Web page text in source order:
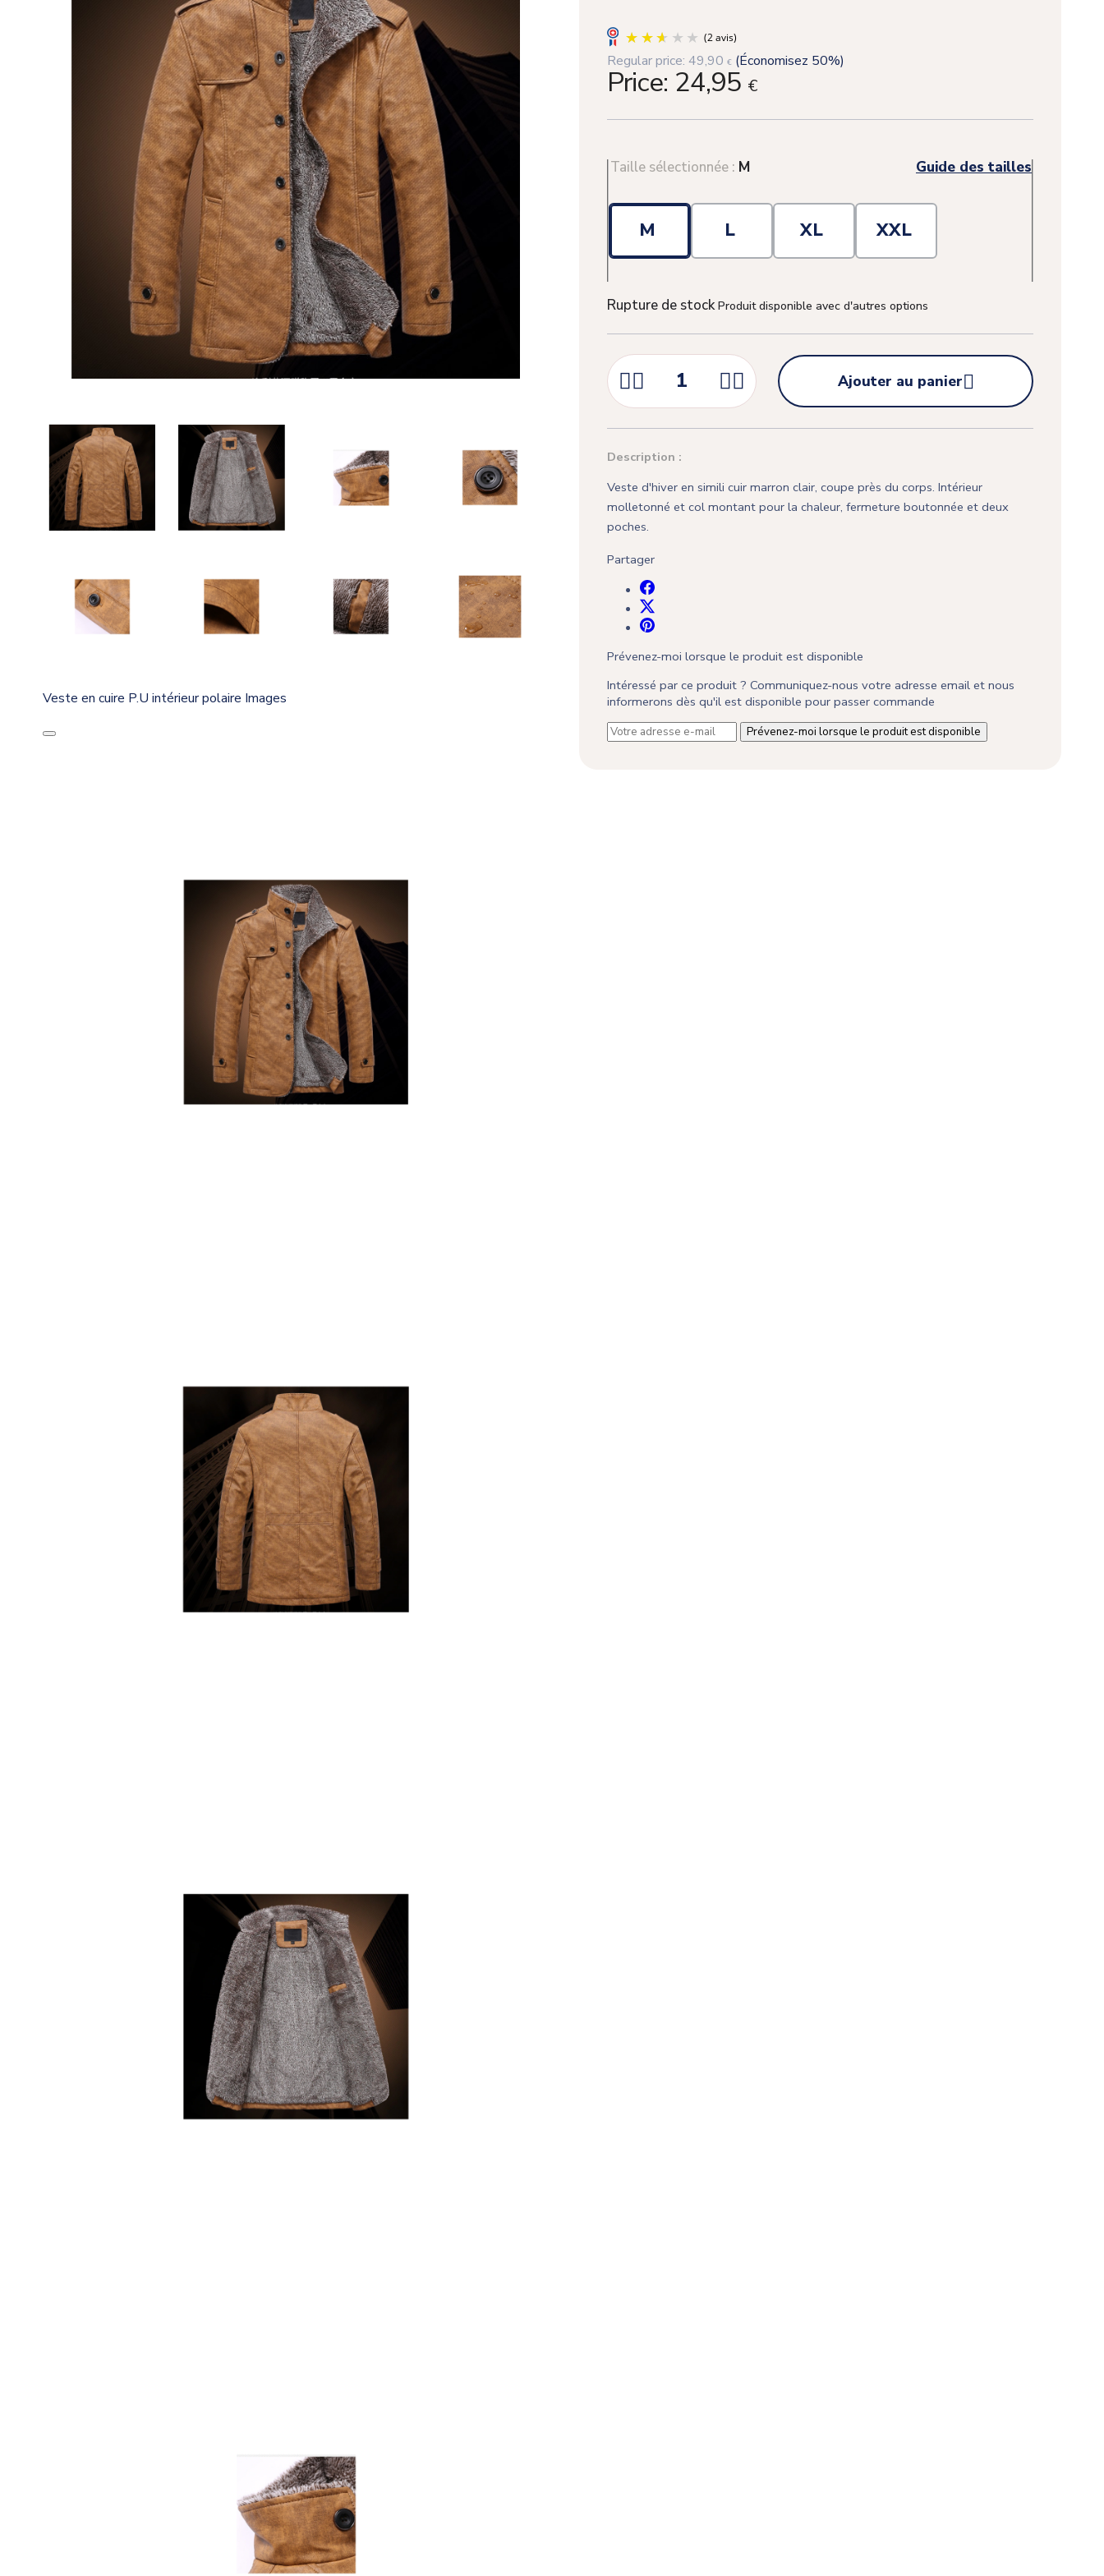
Veste en cuire P.U intérieur polaire Images
Regular price:49,90€ (Économisez 50%)
Price: 24,95 €
Taille sélectionnée : M Guide des tailles
M L XL XXL
Rupture de stock Produit disponible avec d'autres options
  
Ajouter au panier
Description :
Veste d'hiver en simili cuir marron clair, coupe près du corps. Intérieur
molletonné et col montant pour la chaleur, fermeture boutonnée et deux
poches.
Partager
Prévenez-moi lorsque le produit est disponible
Intéressé par ce produit ? Communiquez-nous votre adresse email et nous
informerons dès qu'il est disponible pour passer commande
Prévenez-moi lorsque le produit est disponible